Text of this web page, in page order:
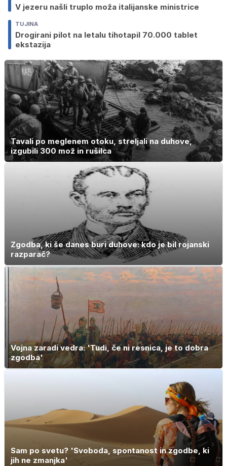
V jezeru našli truplo moža italijanske ministrice
TUJINA
Drogirani pilot na letalu tihotapil 70.000 tablet
ekstazija
Tavali po meglenem otoku, streljali na duhove,
izgubili 300 mož in rušilca
Zgodba, ki še danes buri duhove: kdo je bil rojanski
razparač?
Vojna zaradi vedra: 'Tudi, če ni resnica, je to dobra
zgodba'
Sam po svetu? 'Svoboda, spontanost in zgodbe, ki
jih ne zmanjka'